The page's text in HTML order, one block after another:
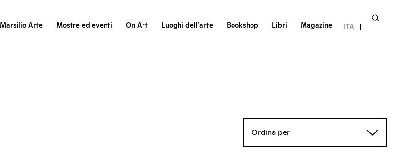
Marsilio Arte Mostre ed eventi On Art Luoghi dell’arte Bookshop Libri Magazine ITA
Ordina per